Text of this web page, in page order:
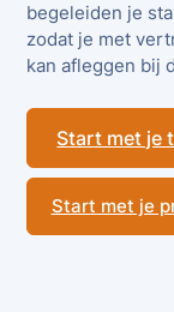
begeleiden je
zodat je met
kan afleggen bij
Start met je
Start met je